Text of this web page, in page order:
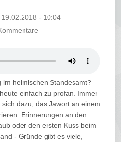
19.02.2018 - 10:04
im heimischen Standesamt?
einfach zu profan. Immer
dazu, das Jawort an einem
Erinnerungen an den
oder den ersten Kuss beim
- Gründe gibt es viele,